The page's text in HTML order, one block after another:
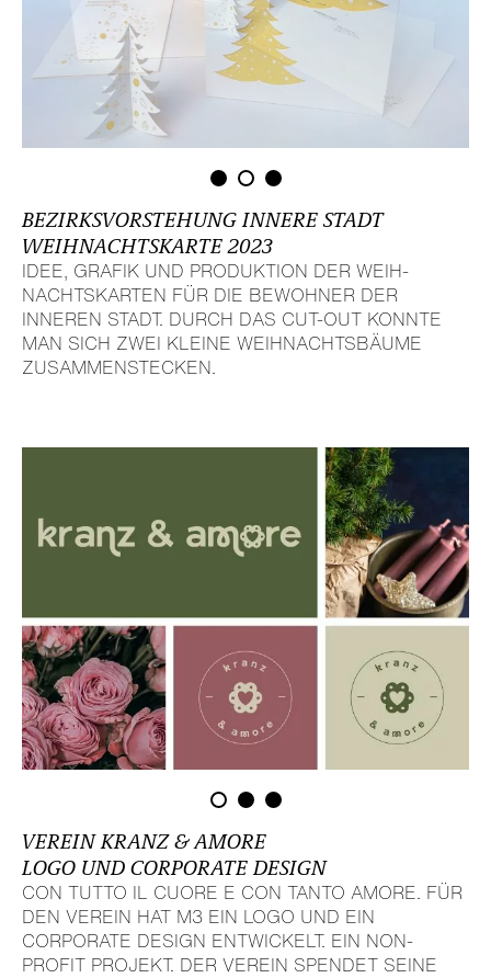
BEZIRKS­VOR­STE­HUNG INNERE STADT
WEIH­NACHTS­KARTE 2023
IDEE, GRAFIK UND PRODUK­TION DER WEIH­
NACHTS­KARTEN FÜR DIE BEWOHNER DER
INNEREN STADT. DURCH DAS CUT-OUT KONNTE
MAN SICH ZWEI KLEINE WEIH­NACHTS­BÄUME
ZUSAM­MEN­STE­CKEN.
VEREIN KRANZ & AMORE
LOGO UND CORPORATE DESIGN
CON TUTTO IL CUORE E CON TANTO AMORE. FÜR
DEN VEREIN HAT M3 EIN LOGO UND EIN
CORPORATE DESIGN ENTWI­CKELT. EIN NON-
PROFIT PROJEKT. DER VEREIN SPENDET SEINE